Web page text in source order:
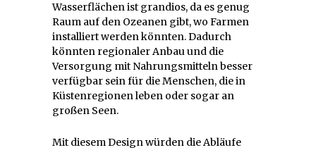
Wasserflächen ist grandios, da es genug
Raum auf den Ozeanen gibt, wo Farmen
installiert werden könnten. Dadurch
könnten regionaler Anbau und die
Versorgung mit Nahrungsmitteln besser
verfügbar sein für die Menschen, die in
Küstenregionen leben oder sogar an
großen Seen.
Mit diesem Design würden die Abläufe